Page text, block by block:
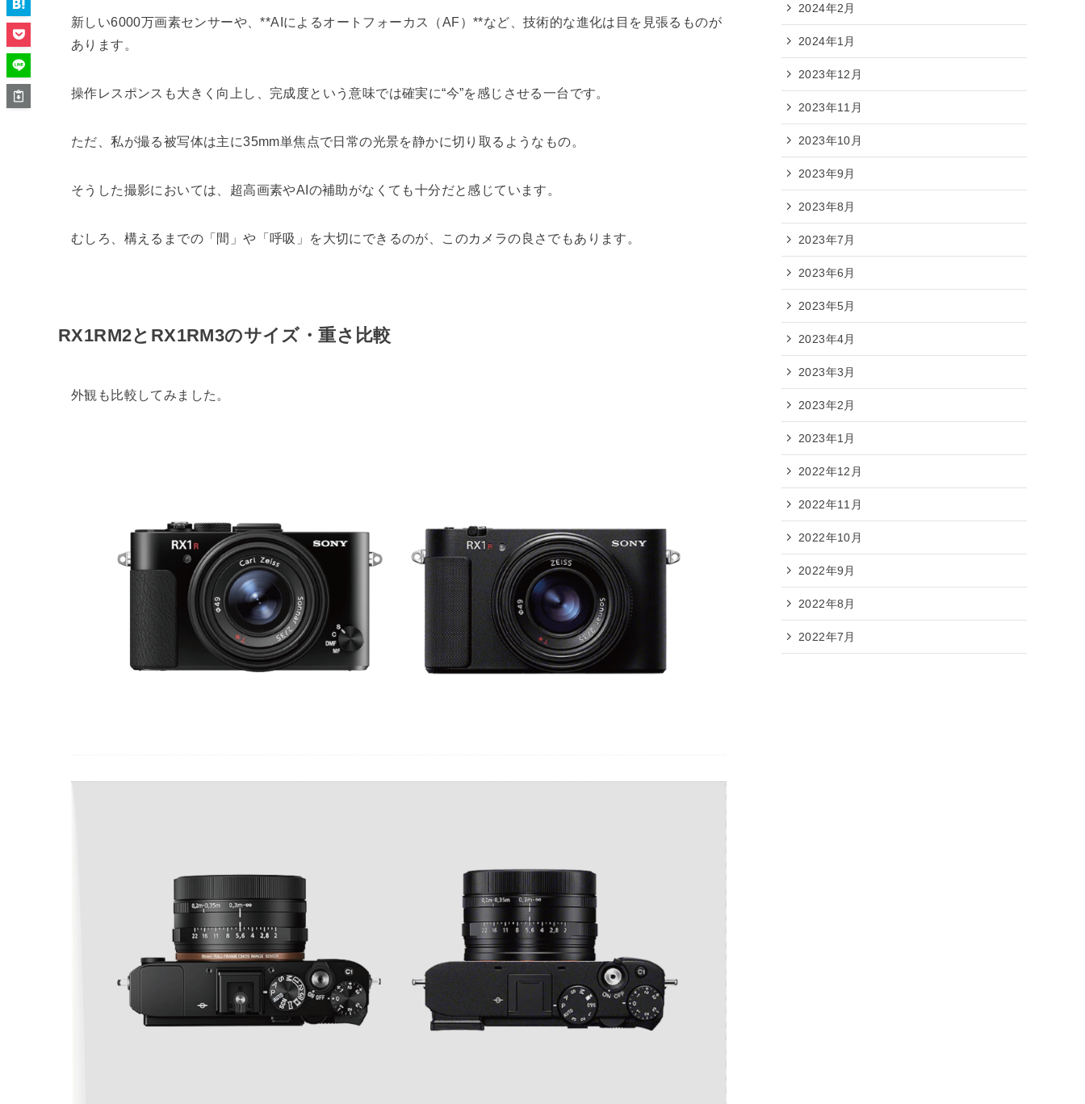
新しい6000万画素センサーや、**AIによるオートフォーカス（AF）**など、技術的な進化は目を見張るものが
あります。
操作レスポンスも大きく向上し、完成度という意味では確実に“今”を感じさせる一台です。
ただ、私が撮る被写体は主に35mm単焦点で日常の光景を静かに切り取るようなもの。
そうした撮影においては、超高画素やAIの補助がなくても十分だと感じています。
むしろ、構えるまでの「間」や「呼吸」を大切にできるのが、このカメラの良さでもあります。
RX1RM2とRX1RM3のサイズ・重さ比較
外観も比較してみました。
2024年2月
2024年1月
2023年12月
2023年11月
2023年10月
2023年9月
2023年8月
2023年7月
2023年6月
2023年5月
2023年4月
2023年3月
2023年2月
2023年1月
2022年12月
2022年11月
2022年10月
2022年9月
2022年8月
2022年7月